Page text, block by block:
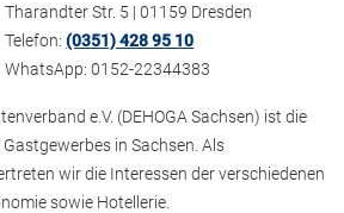
Tharandter Str. 5 | 01159 Dresden
Telefon:(0351) 428 95 10
WhatsApp: 0152-22344383
e.V. (DEHOGA Sachsen) ist die
in Sachsen. Als
wir die Interessen der verschiedenen
sowie Hotellerie.